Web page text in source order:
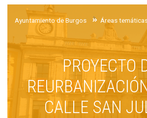
Ayuntamiento de Burgos Áreas
PROYECTO
CALLE SAN